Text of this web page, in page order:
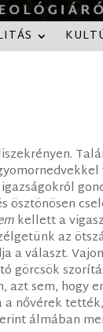
ösztönösen
kellett a
az
a választ.
görcsök
sem, hogy
nővérek
álmában